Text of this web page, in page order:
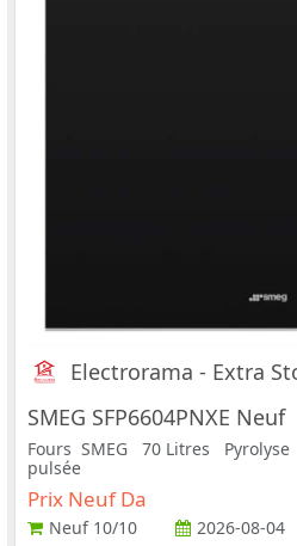
Electrorama - Extra
SMEG SFP6604PNXE Neuf
Fours SMEG 70 Litres
pulsée
Prix Neuf Da
Neuf 10/10
2026-08-04